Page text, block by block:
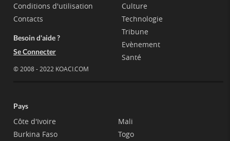
Conditions d'utilisation
Contacts
Besoin d'aide ?
Se Connecter
© 2008 - 2022 KOACI.COM
Culture
Technologie
Tribune
Evènement
Santé
Pays
Côte d'Ivoire
Burkina Faso
Mali
Togo